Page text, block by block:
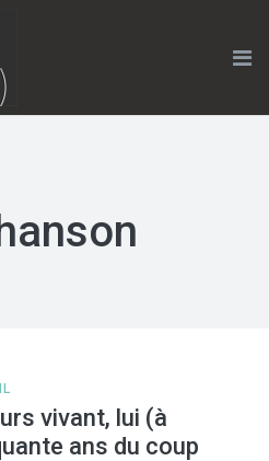
vivant, lui (à
ans du coup